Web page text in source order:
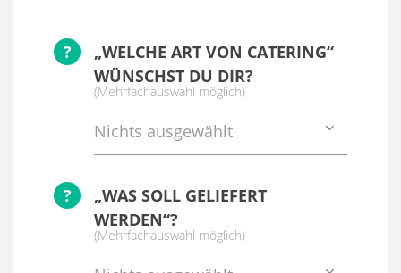
?
„WELCHE ART VON CATERING“
WÜNSCHST DU DIR?
(Mehrfachauswahl möglich)
Nichts ausgewählt
?
„WAS SOLL GELIEFERT
WERDEN“?
(Mehrfachauswahl möglich)